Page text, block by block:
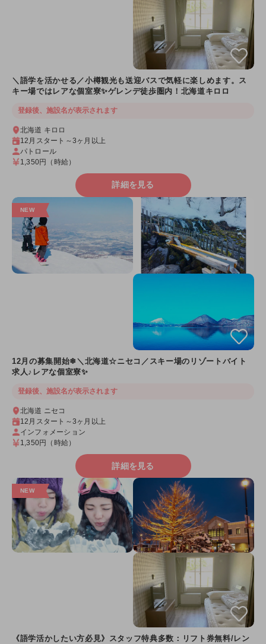
＼語学を活かせる／小樽観光も送迎バスで気軽に楽しめます。ス
キー場ではレアな個室寮✨ゲレンデ徒歩圏内！北海道キロロ
登録後、施設名が表示されます
北海道 キロロ
12月スタート～3ヶ月以上
パトロール
1,350円
（時給）
詳細を見る
12月の募集開始❄＼北海道☆ニセコ／スキー場のリゾートバイト
求人♪レアな個室寮✨
登録後、施設名が表示されます
北海道 ニセコ
12月スタート～3ヶ月以上
インフォメーション
1,350円
（時給）
詳細を見る
《語学活かしたい方必見》スタッフ特典多数：リフト券無料/レン